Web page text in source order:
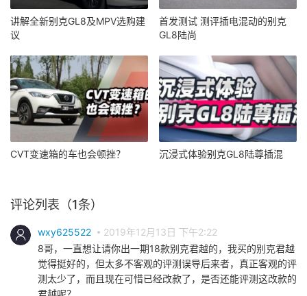
讲解全新别克GL8及MPV选购建
议
首发测试 测评插电混动的别克
GL8陆尚
CVT变速箱的车也会顿挫？ 沉浸式体验别克GL8陆尊插混
评论列表（1条）
wxy625522
2019年12月13日 下午2:22
8哥，一直想让请你出一期18款别克君越的，我买的别克君越
觉得挺好的，但太多不客观的评测误导后来者，真正客观的评
测太少了，而且现在可惜已经改款了，是否还能评测这改款的
君越呢？